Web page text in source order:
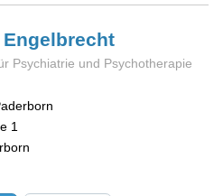
Engelbrecht
Psychiatrie und Psychotherapie
1